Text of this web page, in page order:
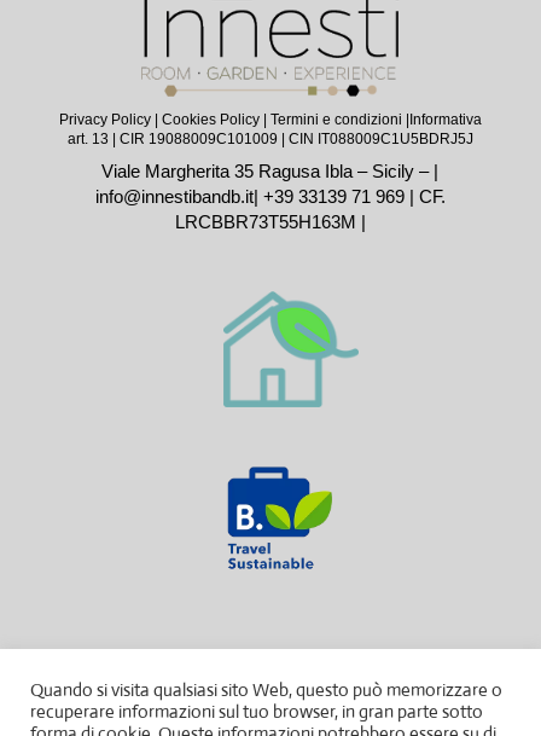
Privacy Policy| Cookies Policy| Termini e condizioni |Informativa
art. 13 | CIR 19088009C101009 | CIN IT088009C1U5BDRJ5J
Viale Margherita 35 Ragusa Ibla – Sicily – |
info@innestibandb.it| +39 33139 71 969| CF.
LRCBBR73T55H163M |
Quando si visita qualsiasi sito Web, questo può memorizzare o
recuperare informazioni sul tuo browser, in gran parte sotto